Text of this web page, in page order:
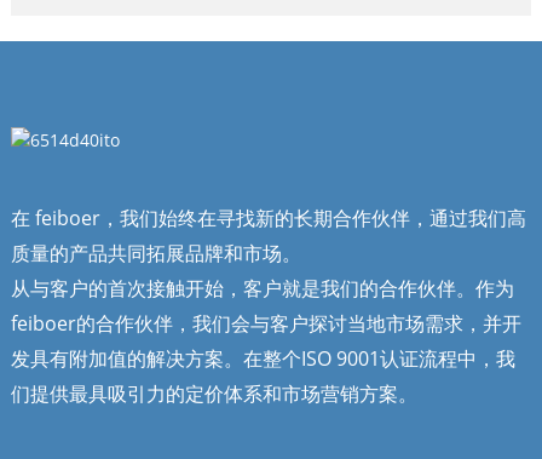
在 feiboer，我们始终在寻找新的长期合作伙伴，通过我们高
质量的产品共同拓展品牌和市场。
从与客户的首次接触开始，客户就是我们的合作伙伴。作为
feiboer的合作伙伴，我们会与客户探讨当地市场需求，并开
发具有附加值的解决方案。在整个ISO 9001认证流程中，我
们提供最具吸引力的定价体系和市场营销方案。